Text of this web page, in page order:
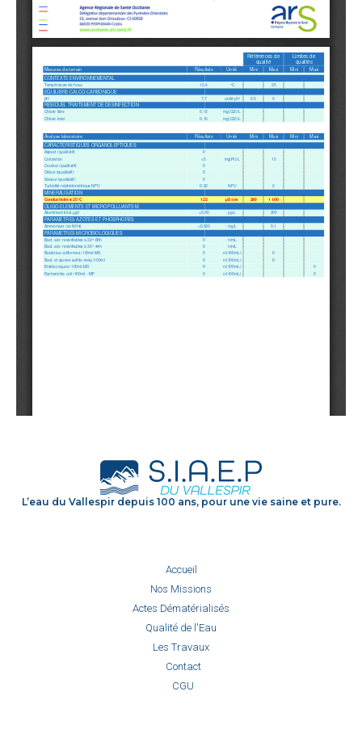
L’eau du Vallespir depuis 100 ans, pour une vie saine et pure.
Accueil
Nos Missions
Actes Dématérialisés
Qualité de l'Eau
Les Travaux
Contact
CGU